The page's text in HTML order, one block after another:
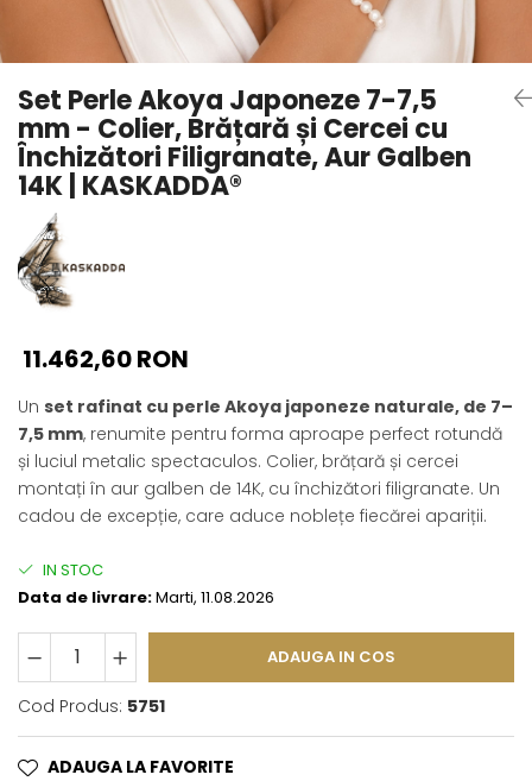
Seturi Perle cu Argint
Brățări cu Perle
Pandantive cu Perle
Brose cu Perle
Set Perle Akoya Japoneze 7-7,5
mm - Colier, Brățară și Cercei cu
Închizători Filigranate, Aur Galben
14K | KASKADDA®
11.462,60 RON
Un set rafinat cu perle Akoya japoneze naturale, de 7–
7,5 mm, renumite pentru forma aproape perfect rotundă
și luciul metalic spectaculos. Colier, brățară și cercei
montați în aur galben de 14K, cu închizători filigranate. Un
cadou de excepție, care aduce noblețe fiecărei apariții.
IN STOC
Data de livrare:Marti, 11.08.2026
ADAUGA IN COS
Cod Produs: 5751
ADAUGA LA FAVORITE